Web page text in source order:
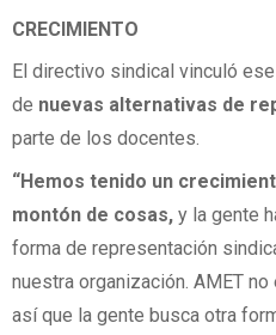
CRECIMIENTO
El directivo sindical vinculó
de nuevas alternativas de
parte de los docentes.
“Hemos tenido un
montón de cosas, y la gente
forma de representación
nuestra organización. AMET
así que la gente busca otra